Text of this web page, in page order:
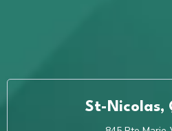
St-Nicolas,